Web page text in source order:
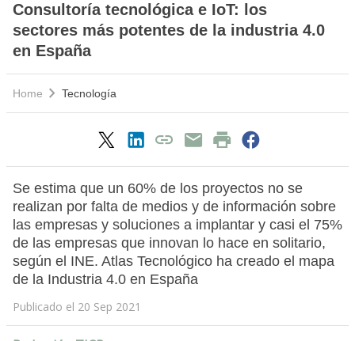
Consultoría tecnológica e IoT: los
sectores más potentes de la industria 4.0
en España
Home Tecnología
Se estima que un 60% de los proyectos no se
realizan por falta de medios y de información sobre
las empresas y soluciones a implantar y casi el 75%
de las empresas que innovan lo hace en solitario,
según el INE. Atlas Tecnológico ha creado el mapa
de la Industria 4.0 en España
Publicado el 20 Sep 2021